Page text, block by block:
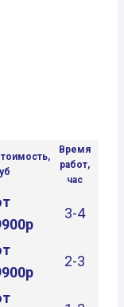
Время
работ,
час
3-4
2-3